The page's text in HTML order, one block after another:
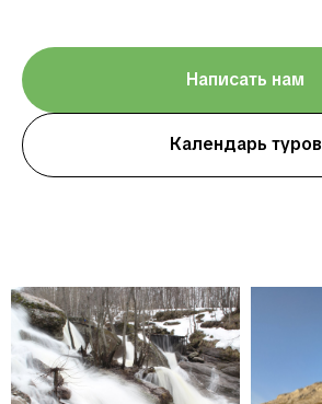
Написать нам
Календарь туров